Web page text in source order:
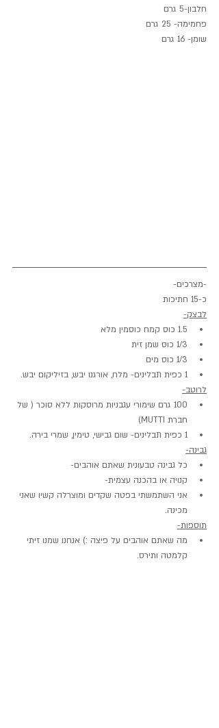
חלבון-5 גרם
פחמימה- 25 גרם
שומן- 16 גרם
-מצרכים-
כ-15 חתיכות
לבצק-
1.5 כוס קמח כוסמין מלא
1/3 כוס שמן זית
1/3 כוס מים
1 כפית תבלינים- מלח, אורגנו יבש, בזיליקום יבש.
לרוטב-
100 גרם שימורי עגבניות מרוסקות ללא סוכר ( של
חברת MUTTI)
1 כפית תבלינים- שום גבישי, טימין, שמרי בירה.
גבינה-
כל גבינה טבעונית שאתם אוהבים-
קנויה או בהכנה עצמית-
אני השתמשתי בפטה שקדים ומוצרלה קשיו שאני
מכינה.
תוספות-
מה שאתם אוהבים על פיצה :) אנחנו שמנו זיתי
קלמטה ותירס.